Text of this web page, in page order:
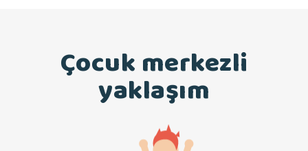
Çocuk merkezli
yaklaşım